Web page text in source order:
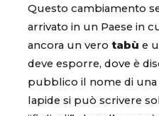
Questo cambiamento
arrivato in un Paese in
ancora un vero tabù e
deve esporre, dove è
pubblico il nome di una
lapide si può scrivere